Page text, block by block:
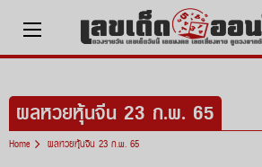
content
ผลหวยหุ้นจีน 23 ก.พ. 65
Home ผลหวยหุ้นจีน 23 ก.พ. 65